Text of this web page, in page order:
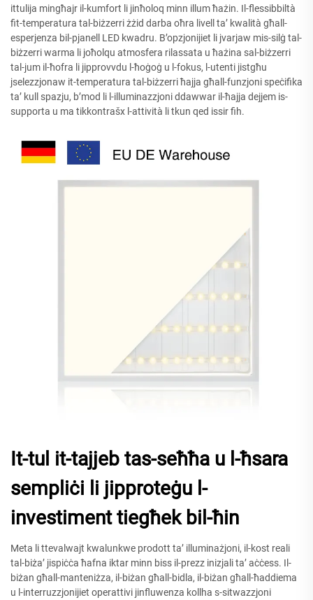
ittulija mingħajr il-kumfort li jinħoloq minn illum ħażin. Il-flessibbiltà
fit-temperatura tal-biżzerri żżid darba oħra livell ta’ kwalità għall-
esperjenza bil-pjanell LED kwadru. B’opzjonijiet li jvarjaw mis-silġ tal-
biżzerri warma li joħolqu atmosfera rilassata u ħażina sal-biżzerri
tal-jum il-ħofra li jipprovvdu l-ħoġoġ u l-fokus, l-utenti jistgħu
jselezzjonaw it-temperatura tal-biżzerri ħajja għall-funzjoni speċifika
ta’ kull spazju, b’mod li l-illuminazzjoni ddawwar il-ħajja dejjem is-
supporta u ma tikkontrašx l-attività li tkun qed issir fih.
It-tul it-tajjeb tas-seħħa u l-ħsara
sempliċi li jipproteġu l-
investiment tiegħek bil-ħin
Meta li ttevalwajt kwalunkwe prodott ta’ illuminażjoni, il-kost reali
tal-biża’ jispiċċa ħafna iktar minn biss il-prezz inizjali ta’ aċċess. Il-
biżan għall-manteniżza, il-biżan għall-bidla, il-biżan għall-ħaddiema
u l-interruzzjonijiet operattivi jinfluwenza kollha s-sitwazzjoni